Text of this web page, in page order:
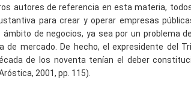
autores de referencia en esta materia,
para crear y operar empresas
de negocios, ya sea por un problema
mercado. De hecho, el expresidente del
de los noventa tenían el deber
2001, pp. 115).